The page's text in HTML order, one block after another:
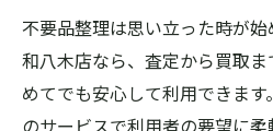
買取大吉大和八木店
クニック
高額査定を引き出す中古
買取大吉大和八木店
不要品整理は思い立った時が
和八木店なら、査定から買取
めてでも安心して利用できま
のサービスで利用者の要望に